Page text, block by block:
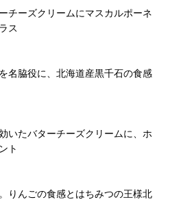
チーズクリームにマスカルポーネ
ス
名脇役に、北海道産黒千石の食感
いたバターチーズクリームに、ホ
ト
りんごの食感とはちみつの王様北